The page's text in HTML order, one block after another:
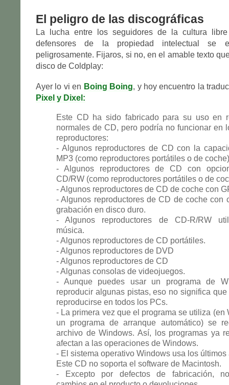
El peligro de las discográficas
La lucha entre los seguidores de la cultura
defensores de la propiedad intelectual se
peligrosamente. Fijaros, si no, en el amable texto
disco de Coldplay:
Ayer lo vi en Boing Boing, y hoy encuentro la
Pixel y Dixel:
Este CD ha sido fabricado para su uso en
normales de CD, pero podría no funcionar en
reproductores:
- Algunos reproductores de CD con la
MP3 (como reproductores portátiles o de
- Algunos reproductores de CD con
CD/RW (como reproductores portátiles o de
- Algunos reproductores de CD de coche con
- Algunos reproductores de CD de coche con
grabación en disco duro.
- Algunos reproductores de CD-R/RW
música.
- Algunos reproductores de CD portátiles.
- Algunos reproductores de DVD
- Algunos reproductores de CD
- Algunas consolas de videojuegos.
- Aunque puedes usar un programa de
reproducir algunas pistas, eso no significa
reproducirse en todos los PCs.
- La primera vez que el programa se utiliza (en
un programa de arranque automático) se
archivo de Windows. Así, los programas ya
afectan a las operaciones de Windows.
- El sistema operativo Windows usa los últimos
Este CD no soporta el software de Macintosh.
- Excepto por defectos de fabricación,